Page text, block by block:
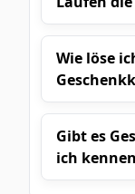
Wie löse
Gibt es
ich